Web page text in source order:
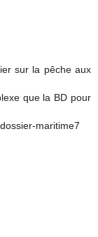
sur la pêche aux
que la BD pour
maritime7